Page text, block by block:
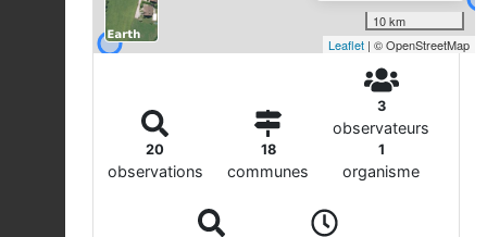
10 km
Leaflet | © OpenStreetMap
20
observations
18
communes
3
observateurs
1
organisme